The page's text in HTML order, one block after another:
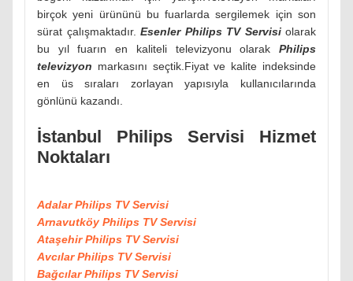
birçok yeni ürününü bu fuarlarda sergilemek için son
sürat çalışmaktadır. Esenler Philips TV Servisi olarak
bu yıl fuarın en kaliteli televizyonu olarak Philips
televizyon markasını seçtik.Fiyat ve kalite indeksinde
en üs sıraları zorlayan yapısıyla kullanıcılarında
gönlünü kazandı.
İstanbul Philips Servisi Hizmet
Noktaları
Adalar Philips TV Servisi
Arnavutköy Philips TV Servisi
Ataşehir Philips TV Servisi
Avcılar Philips TV Servisi
Bağcılar Philips TV Servisi